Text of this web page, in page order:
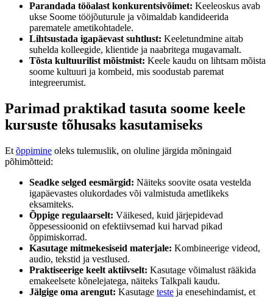
Parandada tööalast konkurentsivõimet: Keeleoskus avab
ukse Soome tööjõuturule ja võimaldab kandideerida
parematele ametikohtadele.
Lihtsustada igapäevast suhtlust: Keeletundmine aitab
suhelda kolleegide, klientide ja naabritega mugavamalt.
Tõsta kultuurilist mõistmist: Keele kaudu on lihtsam mõista
soome kultuuri ja kombeid, mis soodustab paremat
integreerumist.
Parimad praktikad tasuta soome keele
kursuste tõhusaks kasutamiseks
Et õppimine oleks tulemuslik, on oluline järgida mõningaid
põhimõtteid:
Seadke selged eesmärgid: Näiteks soovite osata vestelda
igapäevastes olukordades või valmistuda ametlikeks
eksamiteks.
Õppige regulaarselt: Väikesed, kuid järjepidevad
õppesessioonid on efektiivsemad kui harvad pikad
õppimiskorrad.
Kasutage mitmekesiseid materjale: Kombineerige videod,
audio, tekstid ja vestlused.
Praktiseerige keelt aktiivselt: Kasutage võimalust rääkida
emakeelsete kõnelejatega, näiteks Talkpali kaudu.
Jälgige oma arengut: Kasutage teste ja enesehindamist, et